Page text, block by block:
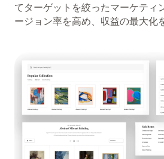
てターゲットを絞ったマーケティ
ージョン率を高め、収益の最大化